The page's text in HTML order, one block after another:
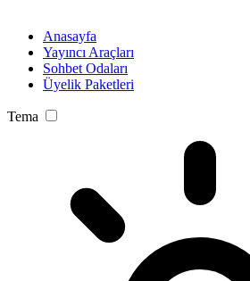
Anasayfa
Yayıncı Araçları
Sohbet Odaları
Üyelik Paketleri
Tema